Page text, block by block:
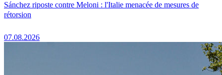
Sánchez riposte contre Meloni : l'Italie menacée de mesures de
rétorsion
07.08.2026